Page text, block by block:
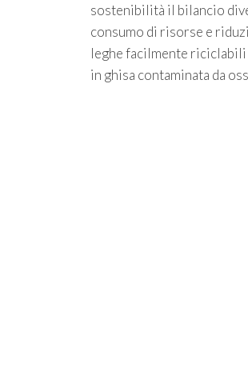
sostenibilità il bilancio
consumo di risorse e
leghe facilmente
in ghisa contaminata da